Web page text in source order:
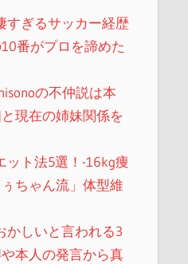
すぎるサッカー経歴
番がプロを諦めた
の不仲説は本
現在の姉妹関係を
ット法5選！-16kg痩
ちゃん流」体型維
かしいと言われる3
本人の発言から真